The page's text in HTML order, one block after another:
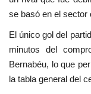
se basó en el sector
El único gol del
minutos del
Bernabéu, lo que
la tabla general del